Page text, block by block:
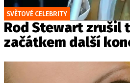
SVĚTOVÉ CELEBRITY
Rod Stewart zrušil
začátkem další